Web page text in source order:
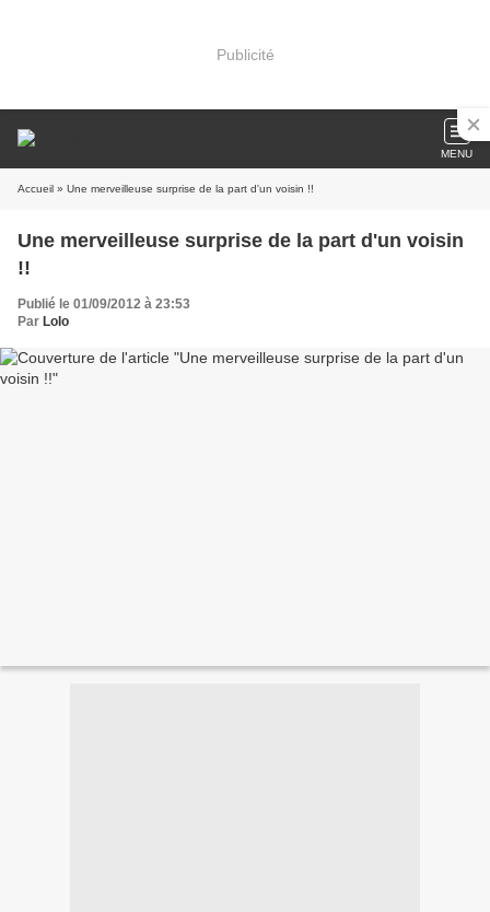
Publicité
MENU
Accueil » Une merveilleuse surprise de la part d'un voisin !!
Une merveilleuse surprise de la part d'un voisin
!!
Publié le 01/09/2012 à 23:53
Par Lolo